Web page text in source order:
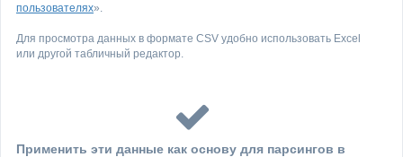
пользователях».
Для просмотра данных в формате CSV удобно использовать Excel
или другой табличный редактор.
Применить эти данные как основу для парсингов в